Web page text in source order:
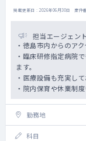
掲載更新日 : 2026年06月30日 案件
担当エージェン
・徳島市内からのアク
・臨床研修指定病院
ます。
・医療設備も充実して
・院内保育や休業制
勤務地
科目